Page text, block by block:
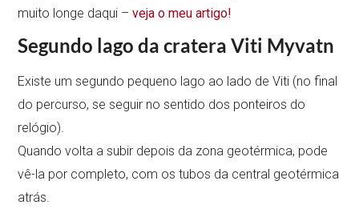
muito longe daqui –veja o meu artigo!
Segundo lago da cratera Viti Myvatn
Existe um segundo pequeno lago ao lado de Viti (no final
do percurso, se seguir no sentido dos ponteiros do
relógio).
Quando volta a subir depois da zona geotérmica, pode
vê-la por completo, com os tubos da central geotérmica
atrás.